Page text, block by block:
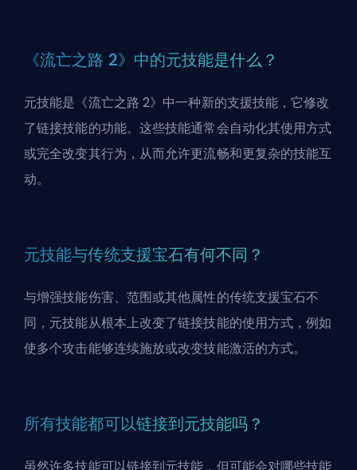
《流亡之路 2》中的元技能是什么？
元技能是《流亡之路 2》中一种新的支援技能，它修改
了链接技能的功能。这些技能通常会自动化其使用方式
或完全改变其行为，从而允许更流畅和更复杂的技能互
动。
元技能与传统支援宝石有何不同？
与增强技能伤害、范围或其他属性的传统支援宝石不
同，元技能从根本上改变了链接技能的使用方式，例如
使多个攻击能够连续施放或改变技能激活的方式。
所有技能都可以链接到元技能吗？
虽然许多技能可以链接到元技能，但可能会对哪些技能